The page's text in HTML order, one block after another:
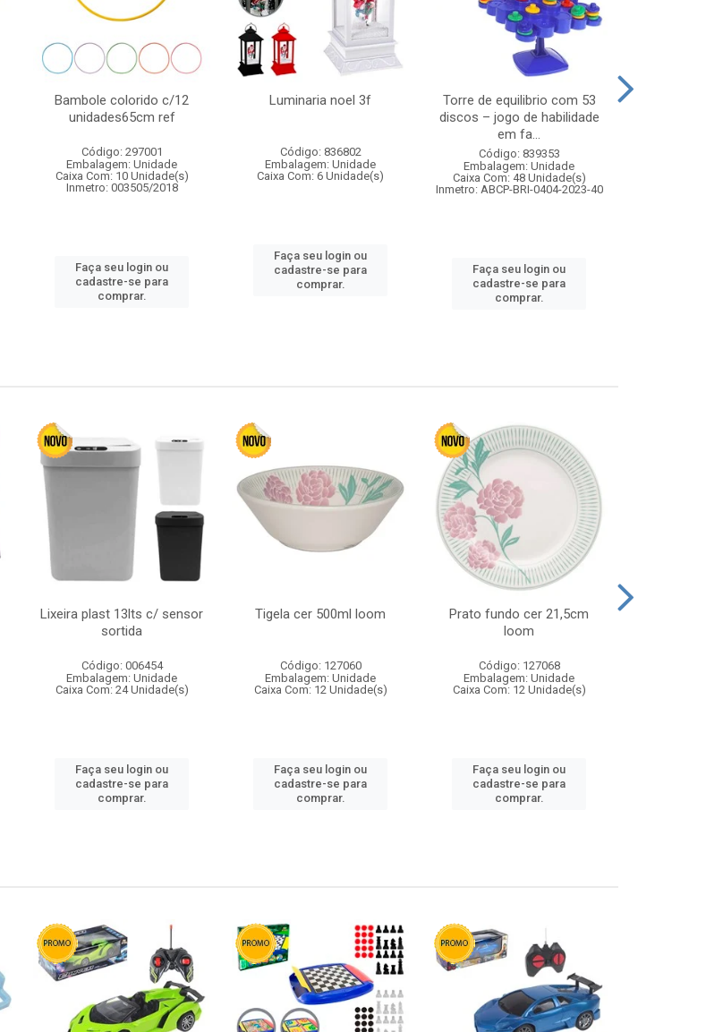
Bambole colorido c/12
unidades65cm ref
Código: 297001
Embalagem: Unidade
Caixa Com: 10 Unidade(s)
Inmetro: 003505/2018
Faça seu login ou
cadastre-se para
comprar.
Luminaria noel 3f
Código: 836802
Embalagem: Unidade
Caixa Com: 6 Unidade(s)
Faça seu login ou
cadastre-se para
comprar.
Torre de equilibrio com 53
discos – jogo de habilidade
em fa...
Código: 839353
Embalagem: Unidade
Caixa Com: 48 Unidade(s)
Inmetro: ABCP-BRI-0404-2023-40
Faça seu login ou
cadastre-se para
comprar.
Lixeira plast 13lts c/ sensor
sortida
Código: 006454
Embalagem: Unidade
Caixa Com: 24 Unidade(s)
Faça seu login ou
cadastre-se para
comprar.
Tigela cer 500ml loom
Código: 127060
Embalagem: Unidade
Caixa Com: 12 Unidade(s)
Faça seu login ou
cadastre-se para
comprar.
Prato fundo cer 21,5cm
loom
Código: 127068
Embalagem: Unidade
Caixa Com: 12 Unidade(s)
Faça seu login ou
cadastre-se para
comprar.